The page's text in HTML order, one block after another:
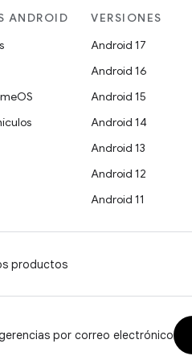
ANDROID
VERSIONES
Android 17
Android 16
Android 15
Android 14
Android 13
Android 12
Android 11
productos
por correo electrónico